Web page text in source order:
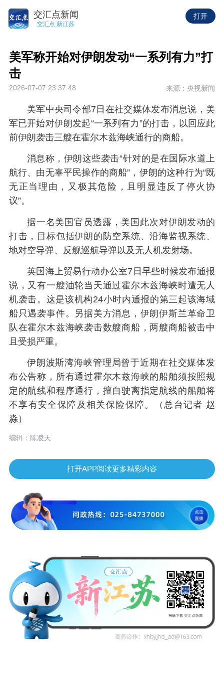
交汇点新闻
交汇点 新江苏
打开
美军称开始对伊朗发动“一系列有力”打
击
2026-07-07 23:37:48 来源：央视新闻
美军中央司令部7日在社交媒体发布消息说，美
军已开始对伊朗发起“一系列有力”的打击，以回应此
前伊朗袭击三艘在霍尔木兹海峡通行的商船。
消息称，伊朗这些袭击“针对的是在国际水道上
航行、由无辜平民操作的商船”，伊朗的这种行为“既
无正当理由，又极其危险，且明显违反了停火协
议”。
据一名美国官员透露，美国此次对伊朗发动的
打击，目标包括伊朗的防空系统、沿海监视系统、
地对空导弹、反舰巡航导弹以及无人机发射场。
英国海上贸易行动办公室7日早些时候发布通报
说，又有一艘油轮当天通过霍尔木兹海峡时遭无人
机袭击。这是该机构24小时内通报的第三起该海域
船只遇袭事件。另据美方消息，伊朗伊斯兰革命卫
队在霍尔木兹海峡袭击数艘商船，两艘商船被击中
且受损严重。
伊朗波斯湾海峡管理局曾于近期在社交媒体发
布公告称，所有通过霍尔木兹海峡的船舶须按照规
定的航线和程序通行，擅自驶离指定航线的船舶将
不享有安全保障及相关保险保障。（总台记者 赵
淼）
编辑：陈凌天
打开APP阅读更多精彩内容